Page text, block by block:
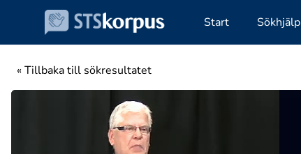
Start Sökhjälp
« Tillbaka till sökresultatet